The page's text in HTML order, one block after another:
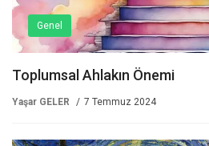
Genel
Toplumsal Ahlakın Önemi
Yaşar GELER 7 Temmuz 2024